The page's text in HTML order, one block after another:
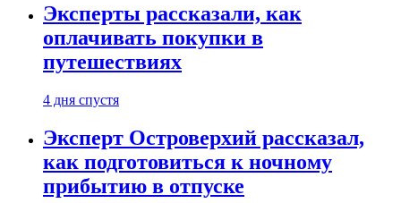
Эксперты рассказали, как
оплачивать покупки в
путешествиях
4 дня спустя
Эксперт Островерхий рассказал,
как подготовиться к ночному
прибытию в отпуске